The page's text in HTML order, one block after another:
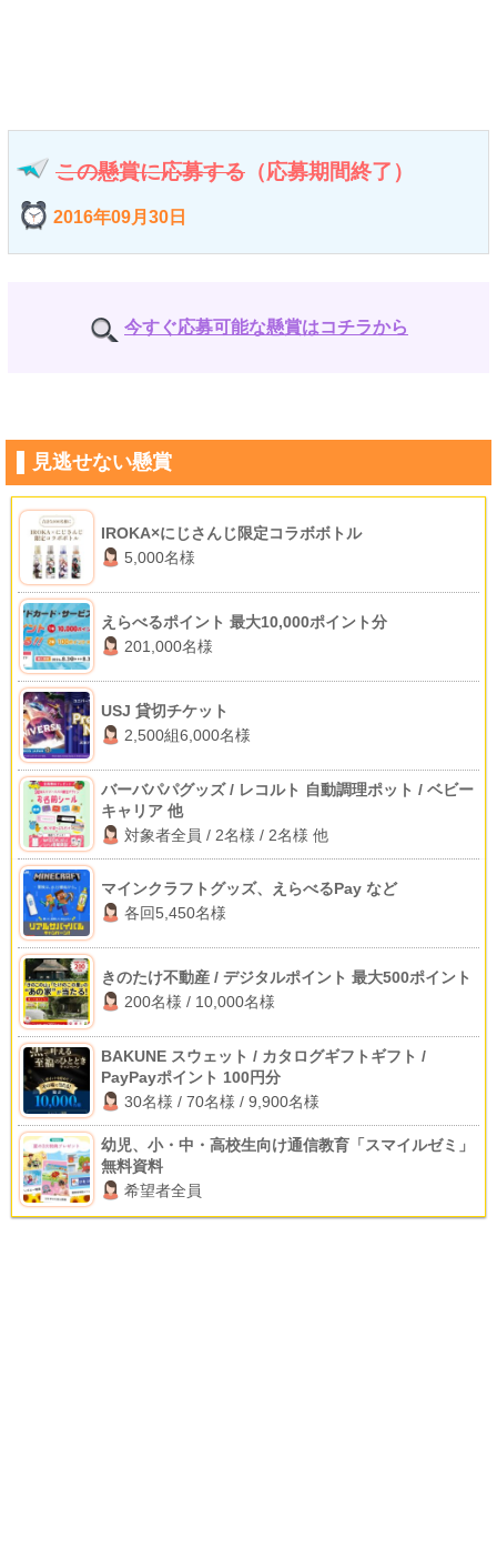
この懸賞に応募する （応募期間終了）
2016年09月30日
今すぐ応募可能な懸賞はコチラから
見逃せない懸賞
IROKA×にじさんじ限定コラボボトル
5,000名様
えらべるポイント 最大10,000ポイント分
201,000名様
USJ 貸切チケット
2,500組6,000名様
バーバパパグッズ / レコルト 自動調理ポット / ベビー
キャリア 他
対象者全員 / 2名様 / 2名様 他
マインクラフトグッズ、えらべるPay など
各回5,450名様
きのたけ不動産 / デジタルポイント 最大500ポイント
200名様 / 10,000名様
BAKUNE スウェット / カタログギフトギフト /
PayPayポイント 100円分
30名様 / 70名様 / 9,900名様
幼児、小・中・高校生向け通信教育「スマイルゼミ」
無料資料
希望者全員